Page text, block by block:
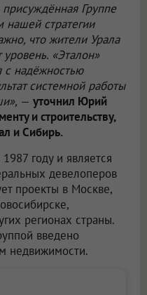
Группе
нашей стратегии
что жители Урала
«Эталон»
с надёжностью
системной работы
— уточнил Юрий
и строительству,
и Сибирь.
году и является
девелоперов
проекты в Москве,
регионах страны.
введено
недвижимости.